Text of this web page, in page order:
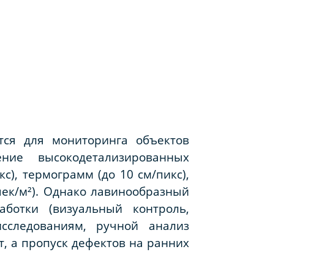
для мониторинга объектов
высокодетализированных
термограмм (до 10 см/пикс),
м²). Однако лавинообразный
(визуальный контроль,
ручной анализ
а пропуск дефектов на ранних